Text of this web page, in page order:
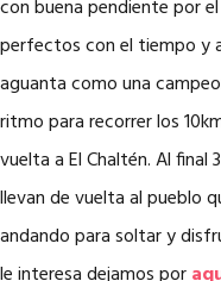
con buena pendiente por
perfectos con el tiempo y
aguanta como una
ritmo para recorrer los
vuelta a El Chaltén. Al final
llevan de vuelta al pueblo
andando para soltar y